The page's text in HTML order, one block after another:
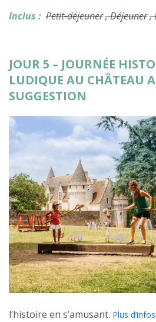
Inclus : Petit-déjeuner, Déjeuner,
JOUR 5 – JOURNÉE
LUDIQUE AU CHÂTEAU
SUGGESTION
l’histoire en s’amusant. Plus